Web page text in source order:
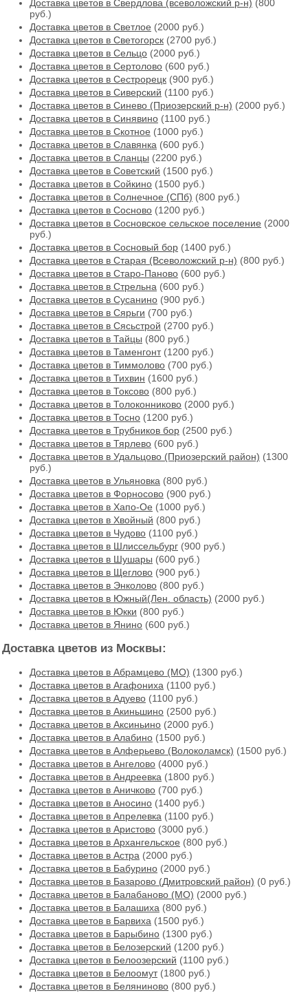
Доставка цветов в Свердлова (всеволожский р-н) (800
руб.)
Доставка цветов в Светлое (2000 руб.)
Доставка цветов в Светогорск (2700 руб.)
Доставка цветов в Сельцо (2000 руб.)
Доставка цветов в Сертолово (600 руб.)
Доставка цветов в Сестрорецк (900 руб.)
Доставка цветов в Сиверский (1100 руб.)
Доставка цветов в Синево (Приозерский р-н) (2000 руб.)
Доставка цветов в Синявино (1100 руб.)
Доставка цветов в Скотное (1000 руб.)
Доставка цветов в Славянка (600 руб.)
Доставка цветов в Сланцы (2200 руб.)
Доставка цветов в Советский (1500 руб.)
Доставка цветов в Сойкино (1500 руб.)
Доставка цветов в Солнечное (СПб) (800 руб.)
Доставка цветов в Сосново (1200 руб.)
Доставка цветов в Сосновское сельское поселение (2000
руб.)
Доставка цветов в Сосновый бор (1400 руб.)
Доставка цветов в Старая (Всеволожский р-н) (800 руб.)
Доставка цветов в Старо-Паново (600 руб.)
Доставка цветов в Стрельна (600 руб.)
Доставка цветов в Сусанино (900 руб.)
Доставка цветов в Сярьги (700 руб.)
Доставка цветов в Сясьстрой (2700 руб.)
Доставка цветов в Тайцы (800 руб.)
Доставка цветов в Таменгонт(1200 руб.)
Доставка цветов в Тиммолово (700 руб.)
Доставка цветов в Тихвин (1600 руб.)
Доставка цветов в Токсово (800 руб.)
Доставка цветов в Толоконниково (2000 руб.)
Доставка цветов в Тосно (1200 руб.)
Доставка цветов в Трубников бор (2500 руб.)
Доставка цветов в Тярлево (600 руб.)
Доставка цветов в Удальцово (Приозерский район) (1300
руб.)
Доставка цветов в Ульяновка (800 руб.)
Доставка цветов в Форносово (900 руб.)
Доставка цветов в Хапо-Ое (1000 руб.)
Доставка цветов в Хвойный (800 руб.)
Доставка цветов в Чудово (1100 руб.)
Доставка цветов в Шлиссельбург (900 руб.)
Доставка цветов в Шушары (600 руб.)
Доставка цветов в Щеглово (900 руб.)
Доставка цветов в Энколово (800 руб.)
Доставка цветов в Южный(Лен. область) (2000 руб.)
Доставка цветов в Юкки (800 руб.)
Доставка цветов в Янино (600 руб.)
Доставка цветов из Москвы:
Доставка цветов в Абрамцево (МО) (1300 руб.)
Доставка цветов в Агафониха (1100 руб.)
Доставка цветов в Адуево (1100 руб.)
Доставка цветов в Акиньшино (2500 руб.)
Доставка цветов в Аксиньино (2000 руб.)
Доставка цветов в Алабино (1500 руб.)
Доставка цветов в Алферьево (Волоколамск) (1500 руб.)
Доставка цветов в Ангелово (4000 руб.)
Доставка цветов в Андреевка (1800 руб.)
Доставка цветов в Аничково (700 руб.)
Доставка цветов в Аносино (1400 руб.)
Доставка цветов в Апрелевка (1100 руб.)
Доставка цветов в Аристово (3000 руб.)
Доставка цветов в Архангельское (800 руб.)
Доставка цветов в Астра (2000 руб.)
Доставка цветов в Бабурино (2000 руб.)
Доставка цветов в Базарово (Дмитровский район) (0 руб.)
Доставка цветов в Балабаново (МО) (2000 руб.)
Доставка цветов в Балашиха (800 руб.)
Доставка цветов в Барвиха (1500 руб.)
Доставка цветов в Барыбино (1300 руб.)
Доставка цветов в Белозерский (1200 руб.)
Доставка цветов в Белоозерский (1100 руб.)
Доставка цветов в Белоомут(1800 руб.)
Доставка цветов в Беляниново (800 руб.)